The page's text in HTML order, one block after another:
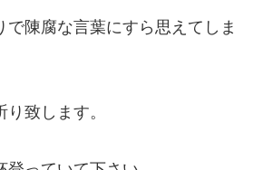
で陳腐な言葉にすら思えてしま
致します。